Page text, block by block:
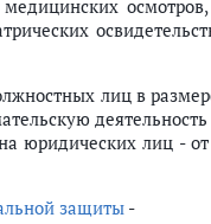
по запросу
лиц в
юридических лиц -
защиты -